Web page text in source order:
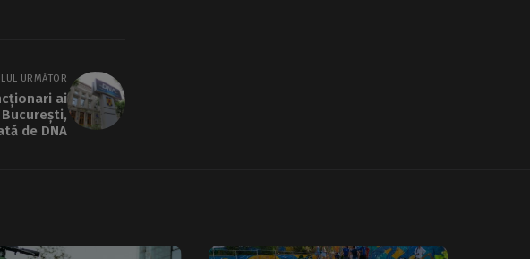
URMĂTOR
ai
de DNA